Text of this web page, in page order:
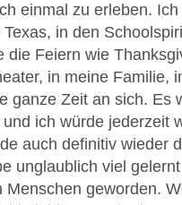
einmal zu erleben.
in den
die Feiern wie
in meine Familie,
ganze Zeit an sich. Es
ich würde jederzeit
auch definitiv wieder
unglaublich viel
Menschen geworden.